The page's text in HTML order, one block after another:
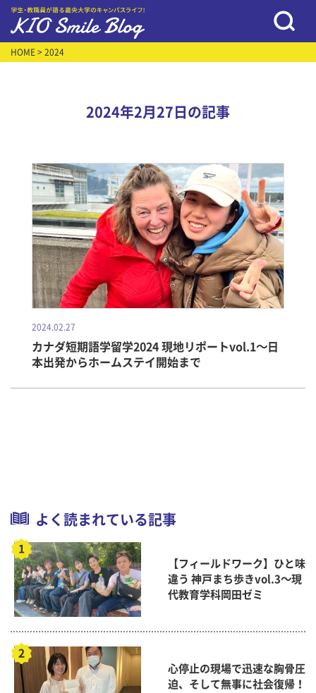
HOME > 2024
2024年2月27日の記事
2024.02.27
カナダ短期語学留学2024 現地リポートvol.1～日
本出発からホームステイ開始まで
よく読まれている記事
【フィールドワーク】ひと味
違う 神戸まち歩きvol.3～現
代教育学科岡田ゼミ
心停止の現場で迅速な胸骨圧
迫、そして無事に社会復帰！